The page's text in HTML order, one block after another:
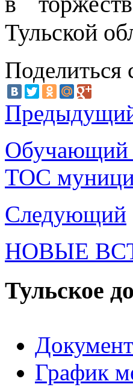
Тульской
Поделиться
Обучающий
ТОС
Следующий
НОВЫЕ
Тульское
График